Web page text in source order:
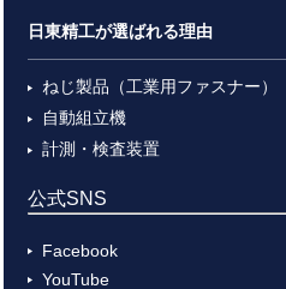
日東精工が選ばれる理由
ねじ製品（工業用ファスナー）
自動組立機
計測・検査装置
公式SNS
Facebook
YouTube